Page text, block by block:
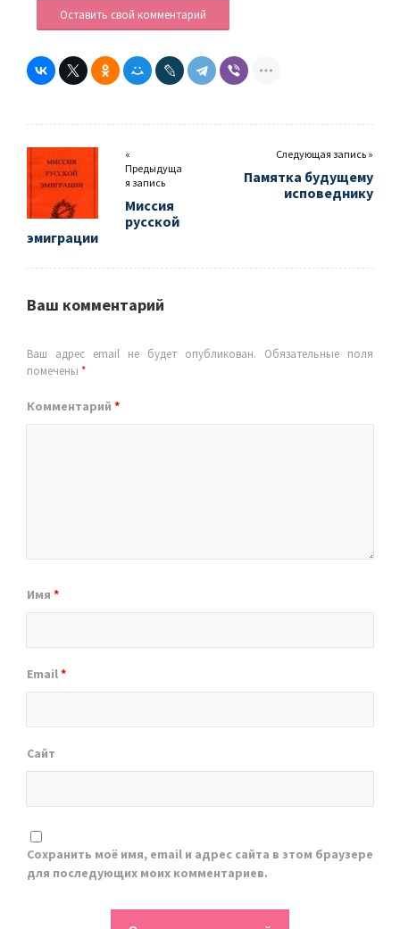
Оставить свой комментарий
«
Предыдуща
я запись
Миссия
русской
эмиграции
Следующая запись »
Памятка будущему
исповеднику
Ваш комментарий
Ваш адрес email не будет опубликован.
Обязательные поля
помечены *
Комментарий *
Имя *
Email*
Сайт
Сохранить моё имя, email и адрес сайта в этом браузере
для последующих моих комментариев.